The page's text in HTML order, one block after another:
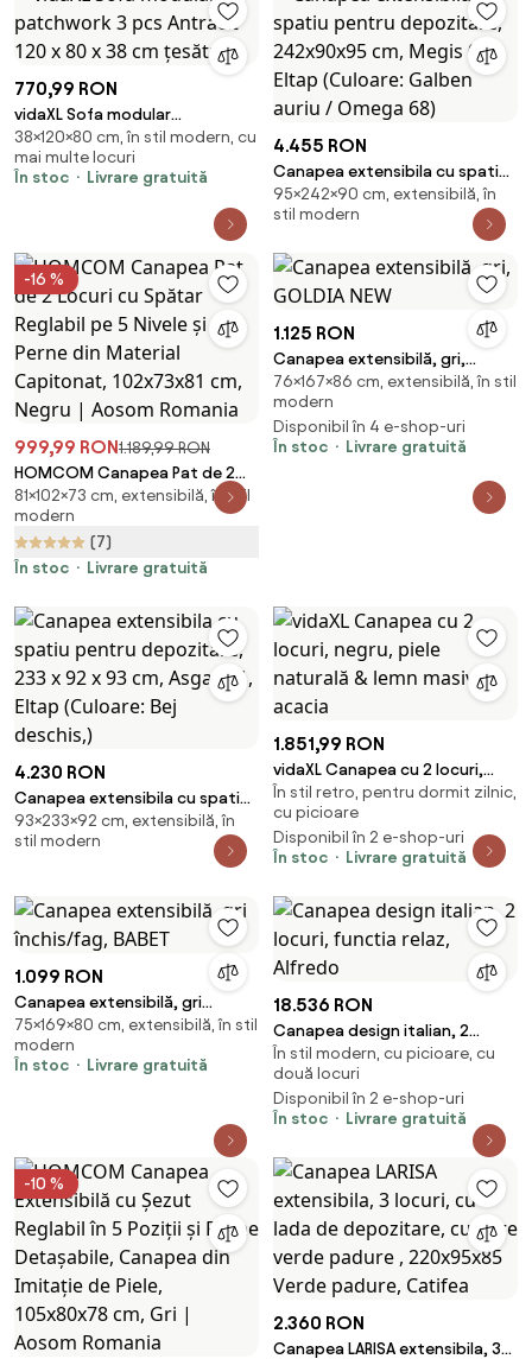
770,99 RON
vidaXL Sofa modular
patchwork 3 pcs Antracit 120 x
80 x 38 cm țesătură
38×120×80 cm, în stil modern, cu
mai multe locuri
În stoc
Livrare gratuită
4.455 RON
Canapea extensibila cu spatiu
pentru depozitare, 242x90x95
cm, Megis 02, Eltap (Culoare:
95×242×90 cm, extensibilă, în
stil modern
-16 %
999,99 RON1.189,99 RON
HOMCOM Canapea Pat de 2
Locuri cu Spătar Reglabil pe 5
Nivele și 2 Perne din Material
Capitonat, 102x73x81 cm,
Negru | Aosom Romania
81×102×73 cm, extensibilă, în stil
modern
(7)
În stoc
Livrare gratuită
1.125 RON
Canapea extensibilă, gri,
GOLDIA NEW
76×167×86 cm, extensibilă, în stil
modern
Disponibil în 4 e-shop-uri
În stoc
Livrare gratuită
4.230 RON
Canapea extensibila cu spatiu
pentru depozitare, 233 x 92 x
93 cm, Asgard 1, Eltap (Culoare:
93×233×92 cm, extensibilă, în
stil modern
1.851,99 RON
vidaXL Canapea cu 2 locuri,
negru, piele naturală & lemn
masiv acacia
În stil retro, pentru dormit zilnic,
cu picioare
Disponibil în 2 e-shop-uri
În stoc
Livrare gratuită
1.099 RON
Canapea extensibilă, gri
închis/fag, BABET
75×169×80 cm, extensibilă, în stil
modern
În stoc
Livrare gratuită
18.536 RON
Canapea design italian, 2
locuri, functia relaz, Alfredo
În stil modern, cu picioare, cu
două locuri
Disponibil în 2 e-shop-uri
În stoc
Livrare gratuită
-10 %
2.360 RON
Canapea LARISA extensibila, 3